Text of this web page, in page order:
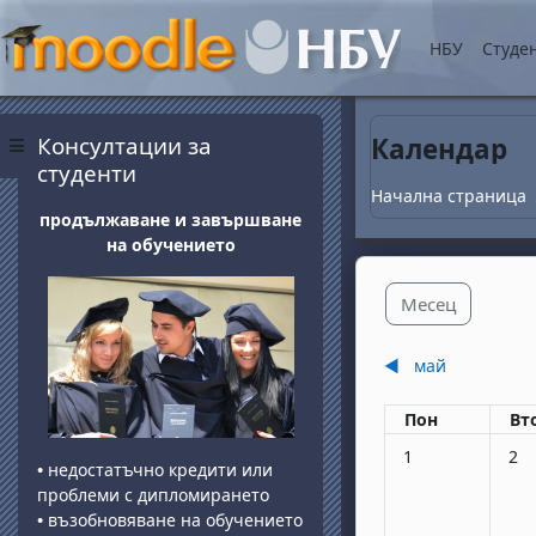
Прескочи на
Страничен панел
НБУ
Календар
Начална страница
Месец
◀︎ май
Понеделник
Пон
Няма събития,
1 2
Блокове
Консултации за
студенти
продължаване и завършване
на обучението
• недостатъчно кредити или
проблеми с дипломирането
• възобновяване на обучението